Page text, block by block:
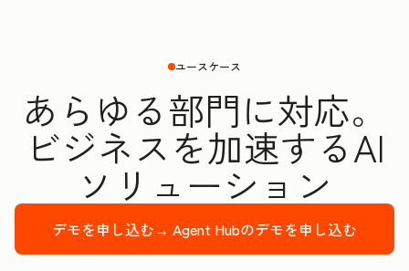
ユースケース
あらゆる部門に対応。
ビジネスを加速するAI
ソリューション
デモを申し込む→ Agent Hubのデモを申し込む